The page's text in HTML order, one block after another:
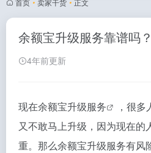
首页 • 卖家干货 • 正文
余额宝升级服务靠谱吗
4年前更新
现在余额宝升级服务
，很
又不敢马上升级，因为现在的
重。那么余额宝升级服务有风